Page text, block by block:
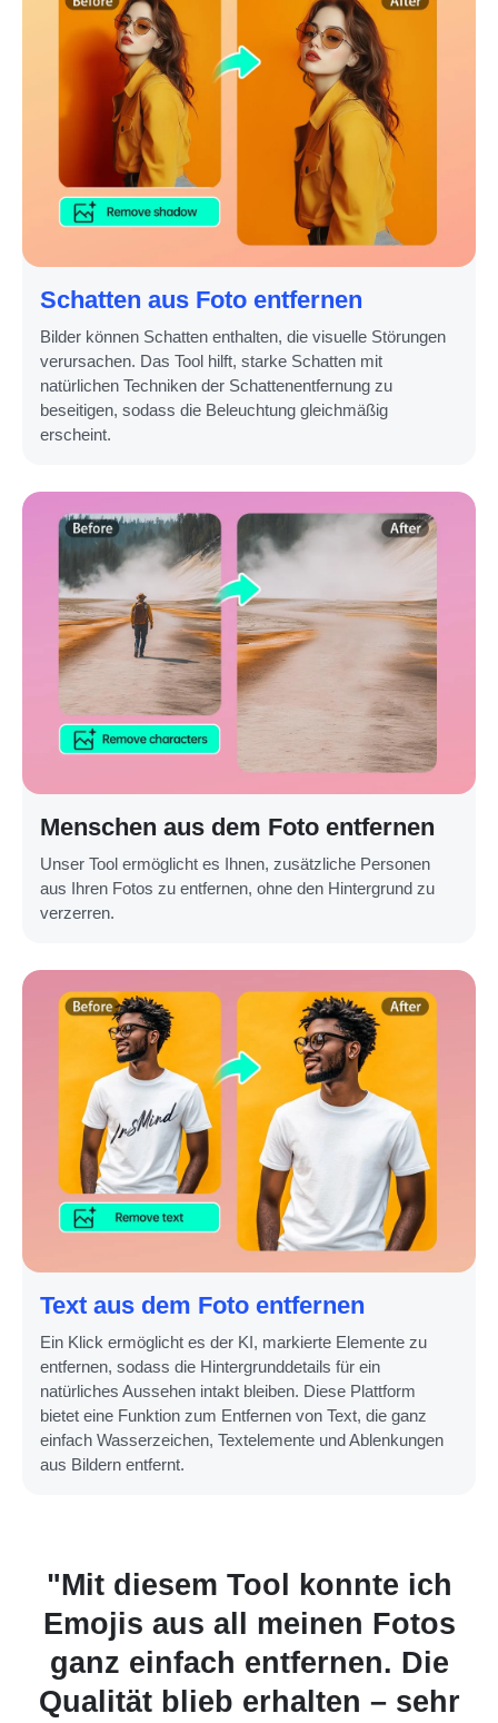
Schatten aus Foto entfernen
Bilder können Schatten enthalten, die visuelle Störungen
verursachen. Das Tool hilft, starke Schatten mit
natürlichen Techniken der Schattenentfernung zu
beseitigen, sodass die Beleuchtung gleichmäßig
erscheint.
Menschen aus dem Foto entfernen
Unser Tool ermöglicht es Ihnen, zusätzliche Personen
aus Ihren Fotos zu entfernen, ohne den Hintergrund zu
verzerren.
Text aus dem Foto entfernen
Ein Klick ermöglicht es der KI, markierte Elemente zu
entfernen, sodass die Hintergrunddetails für ein
natürliches Aussehen intakt bleiben. Diese Plattform
bietet eine Funktion zum Entfernen von Text, die ganz
einfach Wasserzeichen, Textelemente und Ablenkungen
aus Bildern entfernt.
ich
Fotos
Die
– sehr
"Das KI-Tool hat
alle Sticker entfernt,
wichtige
blockierten. Super